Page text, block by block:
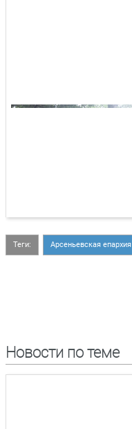
Теги: Арсеньевская епархия
Новости по теме